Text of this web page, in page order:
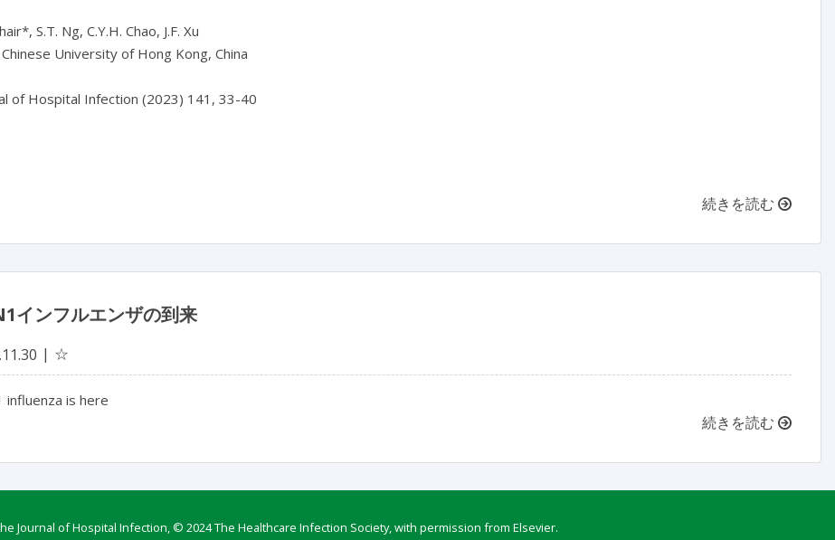
S.T. Ng, C.Y.H. Chao, J.F. Xu
University of Hong Kong, China
of Hospital Infection (2023) 141, 33-40
続きを読む
インフルエンザの到来
☆
influenza is here
続きを読む
Journal of Hospital Infection, © 2024 The Healthcare Infection Society, with permission from Elsevier.